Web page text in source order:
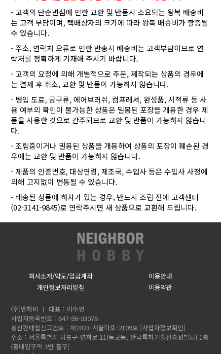
- 고객의 단순변심에 인한 교환 및 반품시 소요되는 왕복 배송비
는 고객 부담이며, 택배상자의 크기에 따라 왕복 배송비가 할증될
수 있습니다.
- 주소, 연락처 오류로 인한 반송시 배송비는 고객부담이므로 연
락처를 정확하게 기재해 주시기 바랍니다.
- 고객의 요청에 의해 개별적으로 주문, 제작되는 상품의 경우에
는 결제 후 취소, 교환 및 반품이 가능하지 않습니다.
- 병입 도료, 공구류, 에어브러쉬, 컴프레셔, 완성품, 서적류 등 사
용 여부의 확인이 불가능한 상품은 밀봉된 포장을 개봉한 경우 제
품을 사용한 것으로 간주되므로 교환 및 반품이 가능하지 않습니
다.
- 조립중이거나 밀봉된 상품을 개봉하여 상품의 포장이 훼손된 경
우에는 교환 및 반품이 가능하지 않습니다.
- 제품의 인증번호, 대상연령, 제조국, 수입사 등은 수입사 사정에
의해 고지없이 변동될 수 있습니다.
- 배송된 상품에 하자가 있는 경우, 반드시 조립 전에 고객센터
(02-3141-9845)로 연락주시면 새 상품으로 교환해 드립니다.
회사소개/약도/입금계좌
이용안내
개인정보처리방침
이용약관
(주)엔하비
대표 : 이수영
사업자등록번호 : 647-86-03076
통신판매업신고번호 : 제2023-서울마포-2109호 [사업자정보확인]
주소 : 서울특별시 마포구 연희로 11(동교동, 한국특허기술진흥원빌딩) 1층
(홍대입구역 3번 출구)